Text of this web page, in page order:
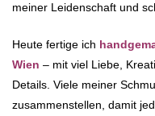
meiner Leidenschaft und
Heute fertige ich
Wien – mit viel Liebe,
Details. Viele meiner
zusammenstellen, damit